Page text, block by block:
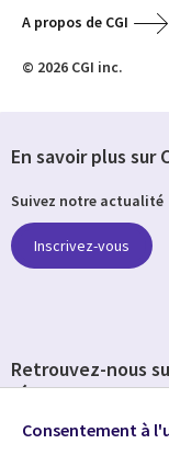
A propos de CGI
© 2026 CGI inc.
En savoir plus sur
Suivez notre actualité
Inscrivez-vous
Retrouvez-nous
réseaux
Social
Consentement à